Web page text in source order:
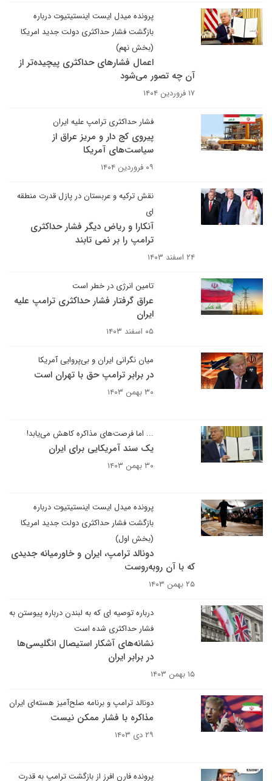
پرونده میدل ایست اینستیتیوت درباره
بازگشت فشار حداکثری دولت جدید امریکا
(بخش نهم)
اعمال فشارهای حداکثری پیچیده‌تر از
آن چه تصور می‌شود
۱۷ فروردین ۱۴۰۴
فشار حداکثری ترامپ علیه ایران
پیروی کج دار و مریز عراق از
سیاست‌های آمریکا
۰۹ فروردین ۱۴۰۴
نقش ترکیه و عربستان در پازل قدرت منطقه
ای
آنکارا و ریاض دیگر فشار حداکثری
ترامپ را بر نمی تابند
۲۴ اسفند ۱۴۰۳
تامین انرژی در خطر است
عراق گرفتار فشار حداکثری ترامپ علیه
ایران
۰۵ اسفند ۱۴۰۳
میان نگرانی ایران و بی‌پروایی آمریکا
در برابر ترامپ حق با تهران است
۳۰ بهمن ۱۴۰۳
... اما فرصت‌های مذاکره کاهش می‌یابد!
یک سند آمریکایی برای ایران
۳۰ بهمن ۱۴۰۳
پرونده میدل ایست اینستیتیوت درباره
بازگشت فشار حداکثری دولت جدید امریکا
(بخش اول)
دونالد ترامپ، ایران و خاورمیانه جدیدی
که با آن روبه‌روست
۲۵ بهمن ۱۴۰۳
درباره توصیه ای که به لبندن درباره پیوستن به
فشار حداکثری شده است
نشانه‌های آشکار استیصال انگلیسی‌ها
در برابر ایران
۱۵ بهمن ۱۴۰۳
دونالد ترامپ و برنامه صلح‌آمیز هسته‌ای ایران
مذاکره با فشار ممکن نیست
۲۹ دی ۱۴۰۳
پرونده فارن افرز از بازگشت ترامپ به قدرت